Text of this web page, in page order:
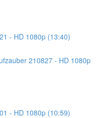
- HD 1080p (13:40)
210827 - HD 1080p
- HD 1080p (10:59)